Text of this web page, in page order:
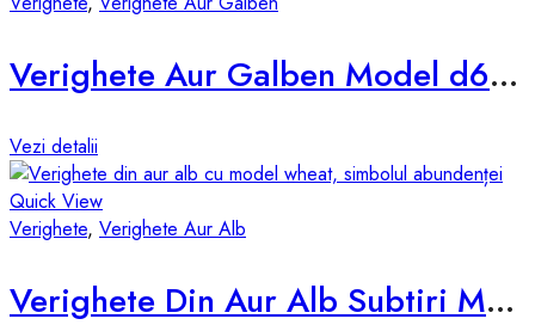
Verighete Aur Galben Model d678-g
Vezi detalii
Quick View
Verighete, Verighete Aur Alb
Verighete Din Aur Alb Subtiri Model D029AS